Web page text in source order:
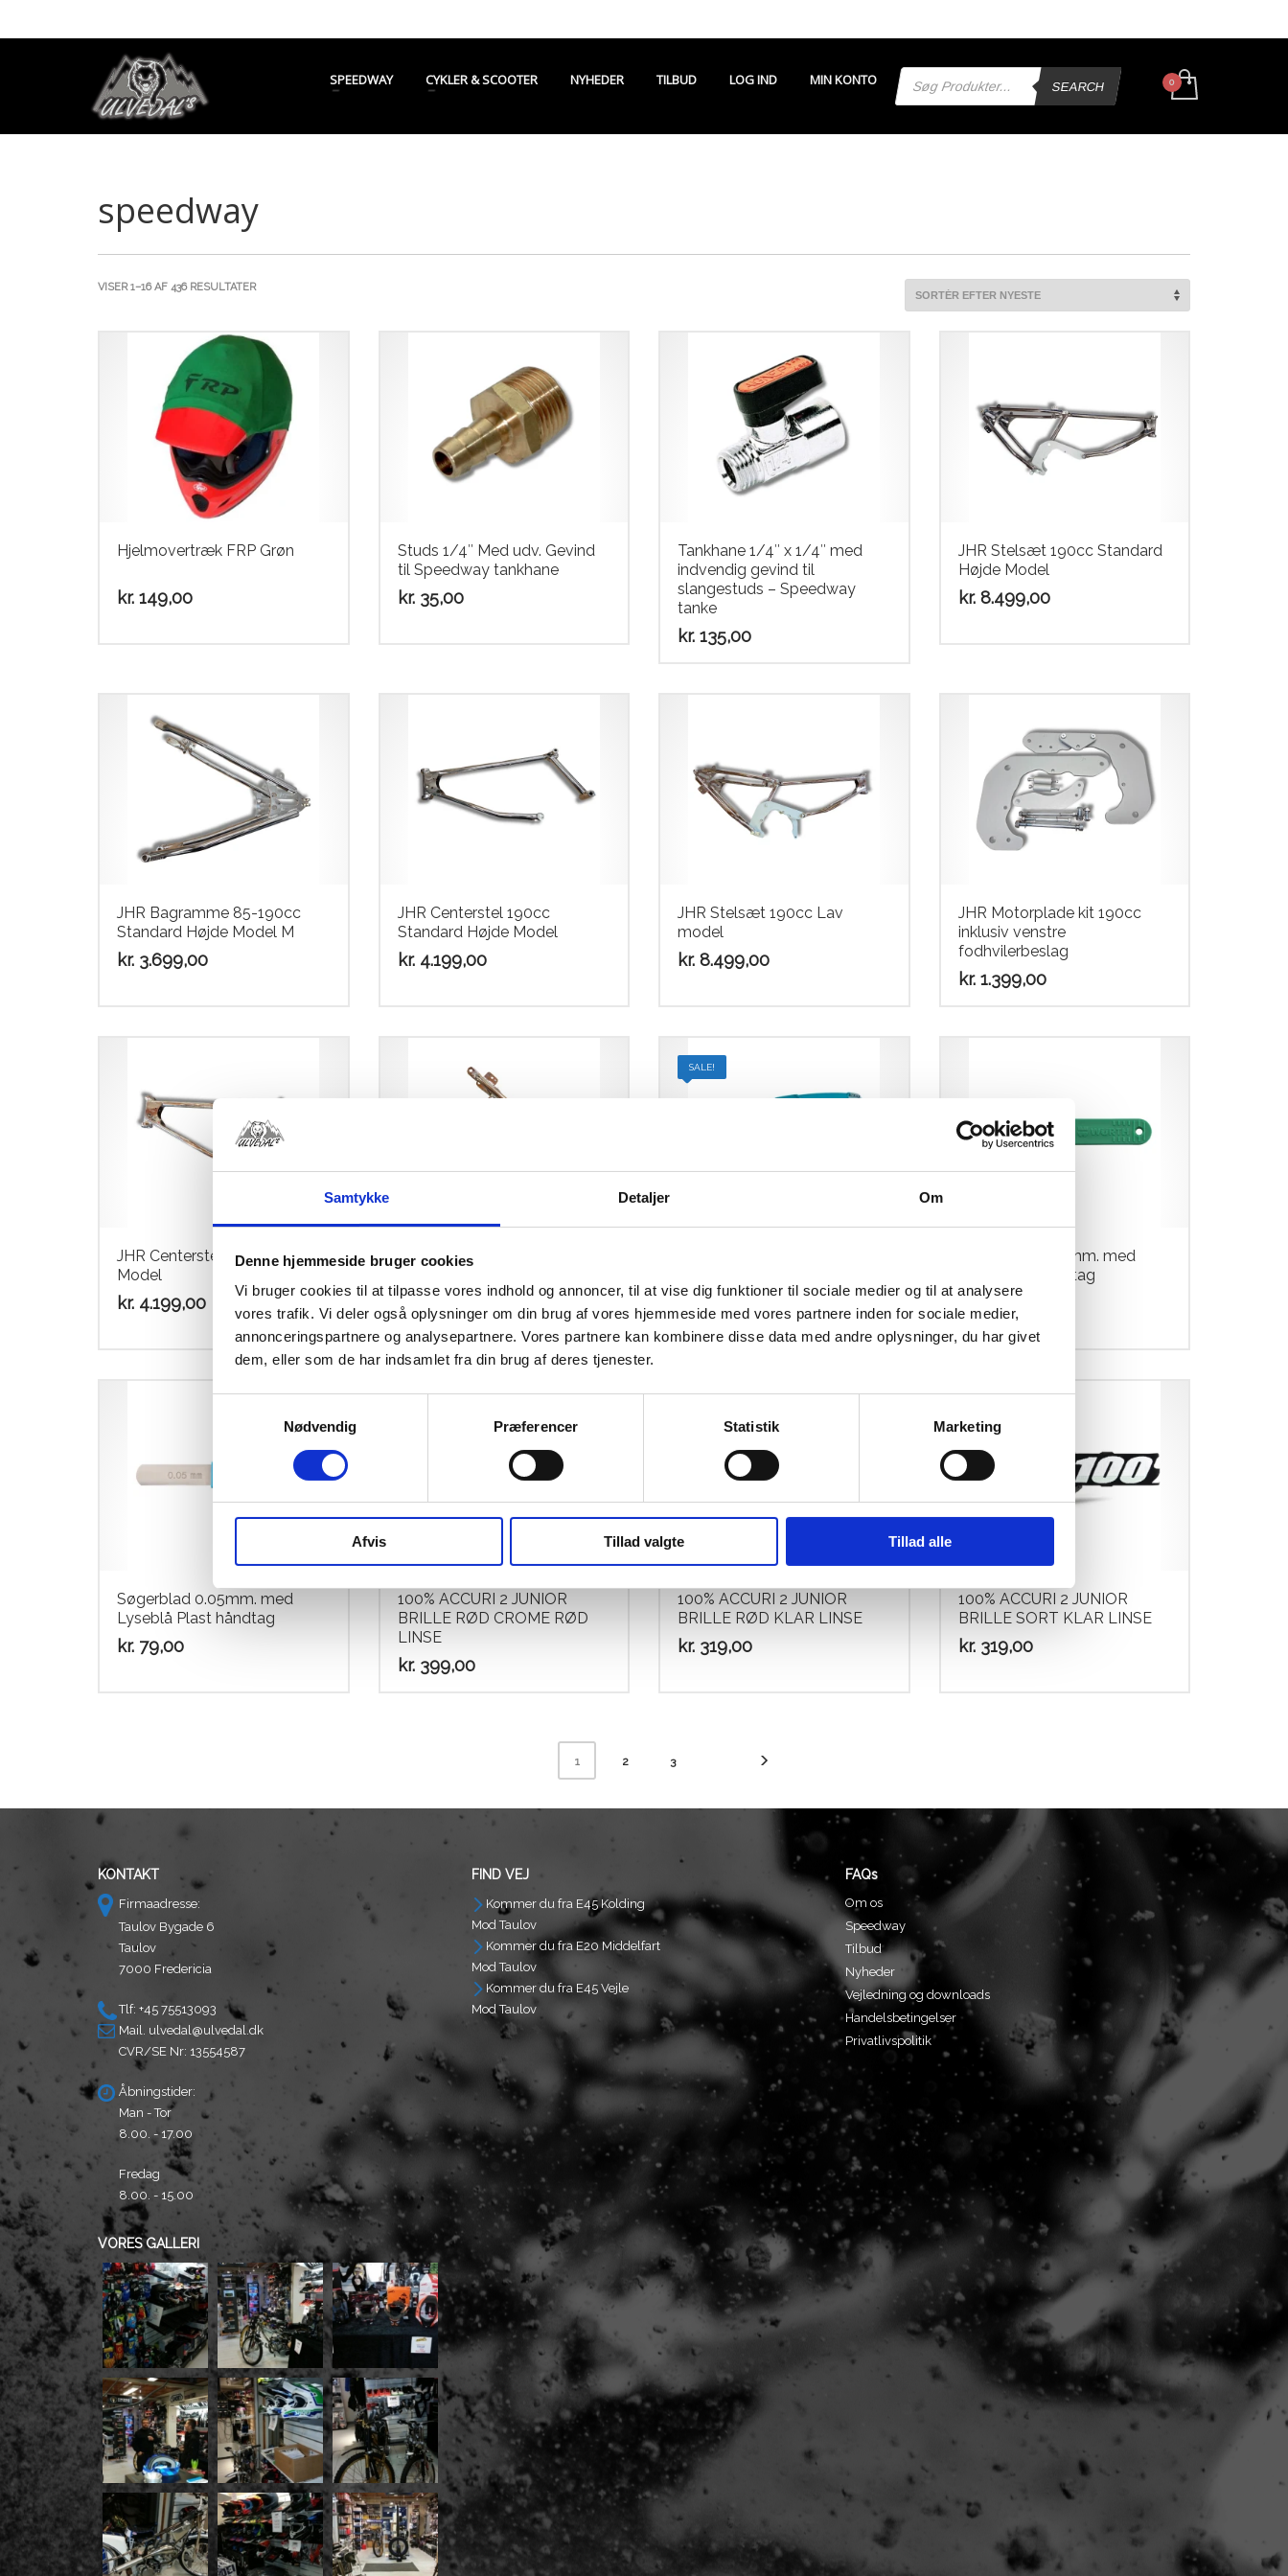
Samtykke Detaljer Om
Denne hjemmeside bruger cookies
Vi bruger cookies til at tilpasse vores indhold og annoncer, til at vise dig funktioner til sociale medier og til at analysere
vores trafik. Vi deler også oplysninger om din brug af vores hjemmeside med vores partnere inden for sociale medier,
annonceringspartnere og analysepartnere. Vores partnere kan kombinere disse data med andre oplysninger, du har givet
dem, eller som de har indsamlet fra din brug af deres tjenester.
Nødvendig
Præferencer Statistik Marketing
Afvis Tillad valgte Tillad alle
SPEEDWAY CYKLER & SCOOTER NYHEDER TILBUD LOG IND MIN KONTO
Products
search
SEARCH
speedway
VISER 1–16 AF 436 RESULTATERSORTERET
Hjelmovertræk FRP Grøn
kr. 149,00
Studs 1/4″ Med udv. Gevind
til Speedway tankhane
kr.35,00
Tankhane 1/4″ x 1/4″ med
indvendig gevind til
slangestuds – Speedway
tanke
kr. 135,00
JHR Stelsæt 190cc Standard
Højde Model
kr.8.499,00
JHR Bagramme 85-190cc
Standard Højde Model M
kr. 3.699,00
JHR Centerstel 190cc
Standard Højde Model
kr.4.199,00
JHR Stelsæt 190cc Lav
model
kr. 8.499,00
JHR Motorplade kit 190cc
inklusiv venstre
fodhvilerbeslag
kr.1.399,00
JHR Centerstel 190cc Lav
Model
kr. 4.199,00
JHR Bagramme 85-190cc
Lav Model M
kr.
SALE!
blue chrome works
kr. 599,00 Den
oprindelige
kr. 599,00.
kr.399,00Den
aktuelle
kr. 399,00.
Søgerblad 0.08mm. med
Grøn Plast håndtag
79,00
Søgerblad 0.05mm. med
Lyseblå Plast håndtag
kr. 79,00
100% ACCURI 2 JUNIOR
BRILLE RØD CROME RØD
LINSE
kr.399,00
100% ACCURI 2 JUNIOR
BRILLE RØD KLAR LINSE
kr. 319,00
100% ACCURI 2 JUNIOR
BRILLE SORT KLAR LINSE
kr.319,00
1 2 3
KONTAKT
Firmaadresse:
Taulov Bygade 6
Taulov
7000 Fredericia
Tlf: +45 75513093
Mail. ulvedal@ulvedal.dk
CVR/SE Nr: 13554587
Åbningstider:
Man - Tor
8.00. - 17.00
Fredag
8.00. - 15.00
FIND VEJ
Kommer du fra E45 Kolding
Mod Taulov
Kommer du fra E20 Middelfart
Mod Taulov
Kommer du fra E45 Vejle
Mod Taulov
FAQs
Om os
Speedway
Tilbud
Nyheder
Vejledning og downloads
Handelsbetingelser
Privatlivspolitik
VORES GALLERI